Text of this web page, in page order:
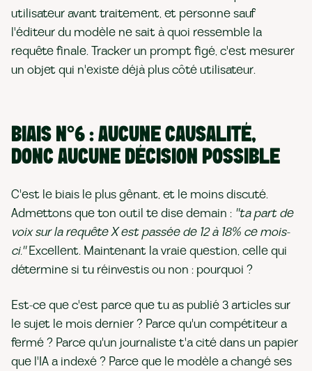
utilisateur avant traitement, et personne sauf
l'éditeur du modèle ne sait à quoi ressemble la
requête finale. Tracker un prompt figé, c'est mesurer
un objet qui n'existe déjà plus côté utilisateur.
BIAIS N°6 : AUCUNE CAUSALITÉ,
DONC AUCUNE DÉCISION POSSIBLE
C'est le biais le plus gênant, et le moins discuté.
Admettons que ton outil te dise demain : "ta part de
voix sur la requête X est passée de 12 à 18% ce mois-
ci."Excellent. Maintenant la vraie question, celle qui
détermine si tu réinvestis ou non : pourquoi ?
Est-ce que c'est parce que tu as publié 3 articles sur
le sujet le mois dernier ? Parce qu'un compétiteur a
fermé ? Parce qu'un journaliste t'a cité dans un papier
que l'IA a indexé ? Parce que le modèle a changé ses